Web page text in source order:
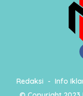
Redaksi Info